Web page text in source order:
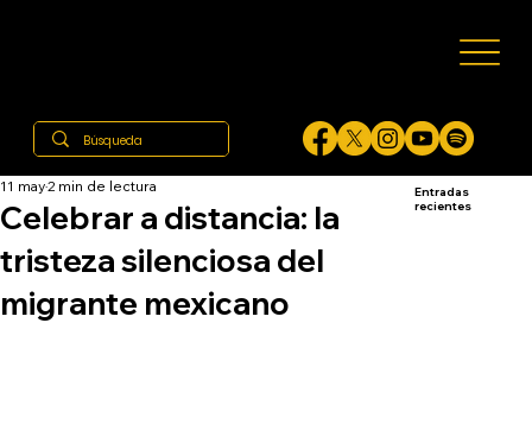
Celebrar a distancia: la
tristeza silenciosa del
migrante mexicano
11 may2 min de lectura
Entradas
recientes